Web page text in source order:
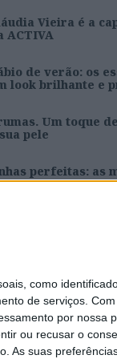
como
de serviços.
por nossa
ou recusar o
As suas
Vieira é a
ACTIVA
de verão: os
look brilhante e
Um toque
pele
perfeitas: as
o verão
Caras Decoração